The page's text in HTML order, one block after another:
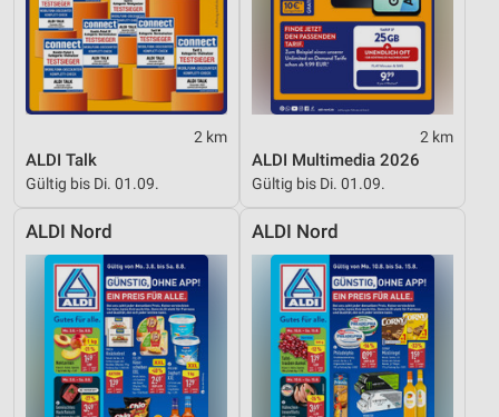
2 km
ALDI Talk
Gültig bis Di. 01.09.
2 km
ALDI Multimedia 2026
Gültig bis Di. 01.09.
ALDI Nord ALDI Nord